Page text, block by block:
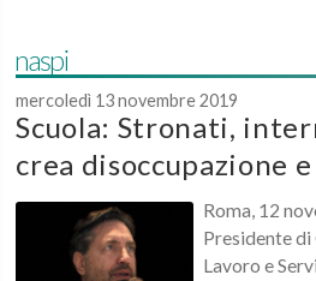
naspi
mercoledì 13 novembre 2019
Scuola: Stronati,
crea disoccupazione
Roma, 12
Presidente
Lavoro e